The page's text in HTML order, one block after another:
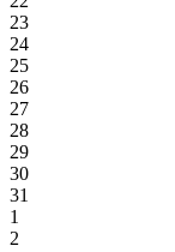
23
24
25
26
27
28
29
30
31
1
2